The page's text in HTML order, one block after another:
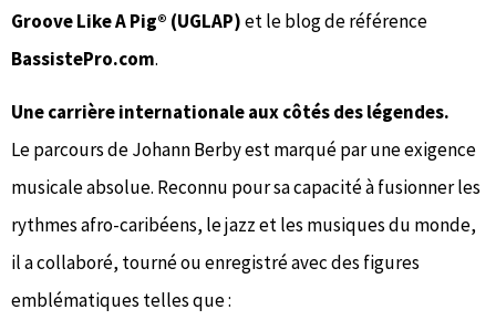
Groove Like A Pig® (UGLAP)et le blog de référence
BassistePro.com.
Une carrière internationale aux côtés des légendes.
Le parcours de Johann Berby est marqué par une exigence
musicale absolue. Reconnu pour sa capacité à fusionner les
rythmes afro-caribéens, le jazz et les musiques du monde,
il a collaboré, tourné ou enregistré avec des figures
emblématiques telles que :